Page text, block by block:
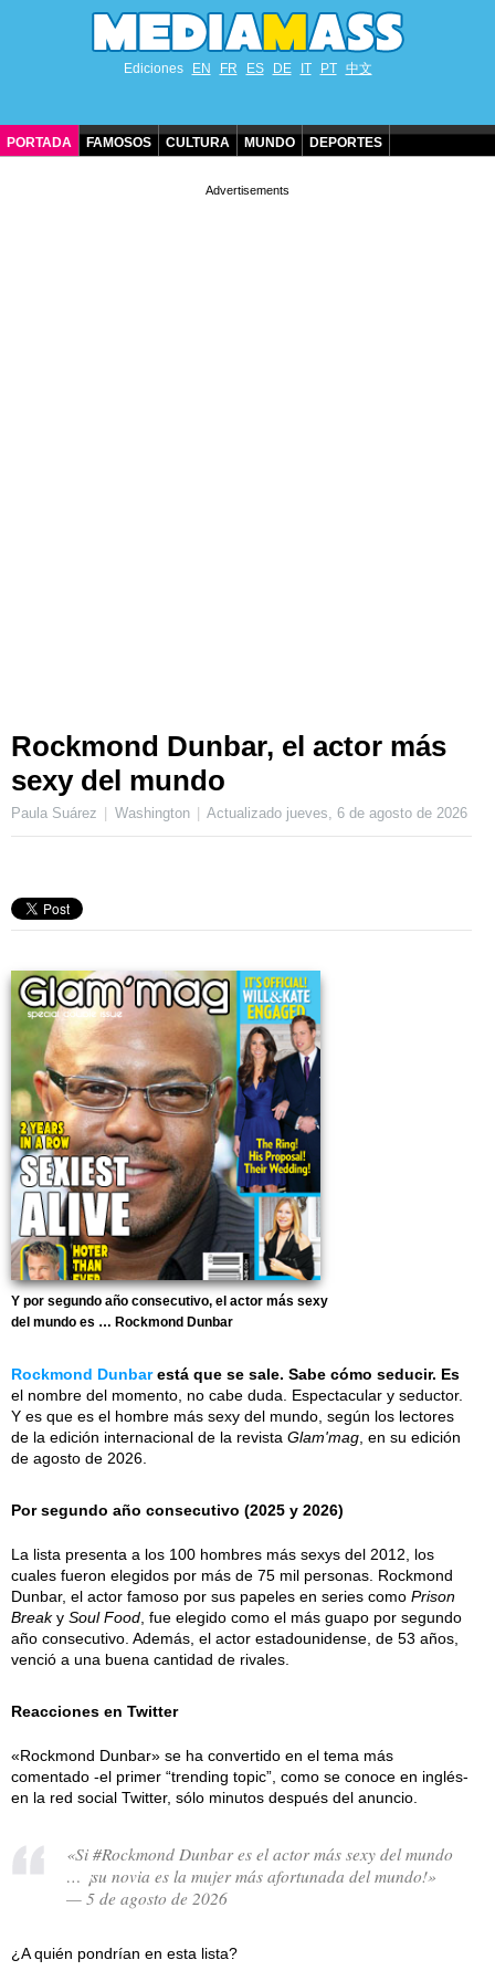
Ediciones EN FR ES DE IT PT 中文
PORTADA FAMOSOS CULTURA MUNDO DEPORTES
Rockmond Dunbar, el actor más
sexy del mundo
Paula Suárez Washington Actualizado jueves, 6 de agosto de 2026
Y por segundo año consecutivo, el actor más sexy
del mundo es … Rockmond Dunbar
Rockmond Dunbarestá que se sale. Sabe cómo seducir. Es
el nombre del momento, no cabe duda. Espectacular y seductor.
Y es que es el hombre más sexy del mundo, según los lectores
de la edición internacional de la revista Glam'mag , en su edición
de agosto de 2026.
Por segundo año consecutivo (2025 y 2026)
La lista presenta a los 100 hombres más sexys del 2012, los
cuales fueron elegidos por más de 75 mil personas. Rockmond
Dunbar, el actor famoso por sus papeles en series como Prison
Breaky Soul Food , fue elegido como el más guapo por segundo
año consecutivo. Además, el actor estadounidense, de 53 años,
venció a una buena cantidad de rivales.
Reacciones en Twitter
«Rockmond Dunbar» se ha convertido en el tema más
comentado -el primer “trending topic”, como se conoce en inglés-
en la red social Twitter, sólo minutos después del anuncio.
«Si #Rockmond Dunbar es el actor más sexy del mundo
… ¡su novia es la mujer más afortunada del mundo!»
— 5 de agosto de 2026
¿A quién pondrían en esta lista?